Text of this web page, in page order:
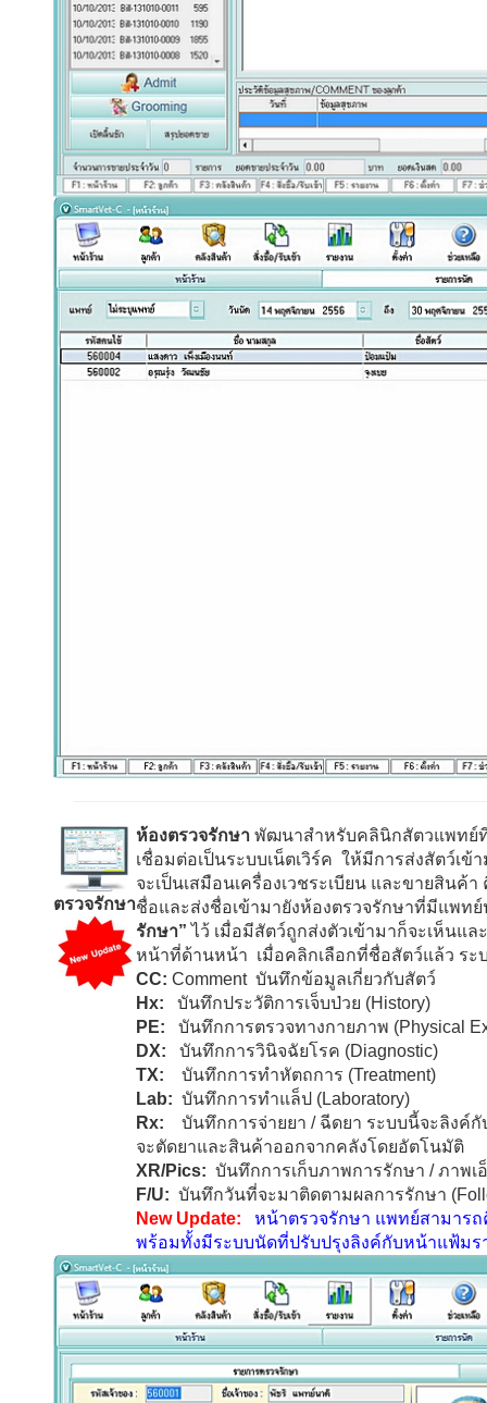
ตรวจรักษา
ห้องตรวจรักษา พัฒนาสำหรับคลินิกสัตวแพทย์
เชื่อมต่อเป็นระบบเน็ตเวิร์ค ให้มีการส่งสัตว์เ
จะเป็นเสมือนเครื่องเวชระเบียน และขายสิน
ชื่อและส่งชื่อเข้ามายังห้องตรวจรักษาที่มีแพท
รักษา” ไว้ เมื่อมีสัตว์ถูกส่งตัวเข้ามาก็จะเห็นแ
หน้าที่ด้านหน้า เมื่อคลิกเลือกที่ชื่อสัตว์แล้ว ระ
CC: Comment บันทึกข้อมูลเกี่ยวกับสัตว์
Hx:
บันทึกประวัติการเจ็บป่วย (History)
PE:
บันทึกการตรวจทางกายภาพ (Physical
DX:
บันทึกการวินิจฉัยโรค (Diagnostic)
TX:
บันทึกการทำหัตถการ (Treatment)
Lab: บันทึกการทำแล็ป (Laboratory)
Rx:
บันทึกการจ่ายยา / ฉีดยา ระบบนี้จะลิงค์
จะตัดยาและสินค้าออกจากคลังโดยอัตโนมัติ
XR/Pics: บันทึกการเก็บภาพการรักษา / ภาพเ
F/U: บันทึกวันที่จะมาติดตามผลการรักษา
New Update:
หน้าตรวจรักษา แพทย์สามาร
พร้อมทั้งมีระบบนัดที่ปรับปรุงลิงค์กับหน้าแฟ้ม